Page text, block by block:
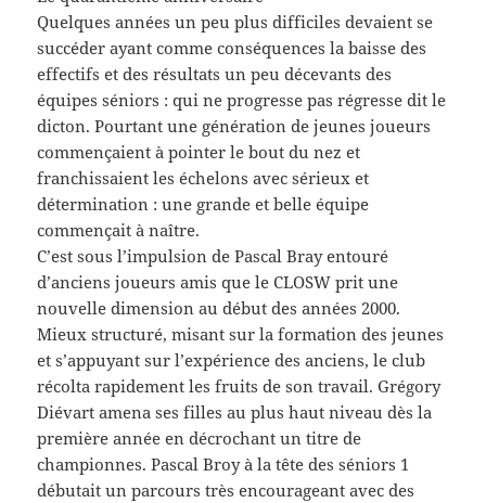
Quelques années un peu plus difficiles devaient se
succéder ayant comme conséquences la baisse des
effectifs et des résultats un peu décevants des
équipes séniors : qui ne progresse pas régresse dit le
dicton. Pourtant une génération de jeunes joueurs
commençaient à pointer le bout du nez et
franchissaient les échelons avec sérieux et
détermination : une grande et belle équipe
commençait à naître.
C’est sous l’impulsion de Pascal Bray entouré
d’anciens joueurs amis que le CLOSW prit une
nouvelle dimension au début des années 2000.
Mieux structuré, misant sur la formation des jeunes
et s’appuyant sur l’expérience des anciens, le club
récolta rapidement les fruits de son travail. Grégory
Diévart amena ses filles au plus haut niveau dès la
première année en décrochant un titre de
championnes. Pascal Broy à la tête des séniors 1
débutait un parcours très encourageant avec des